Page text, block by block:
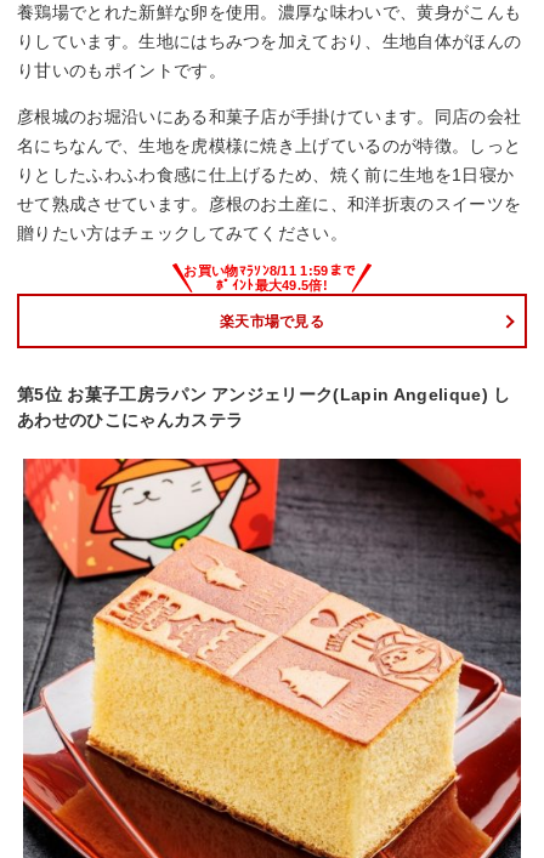
養鶏場でとれた新鮮な卵を使用。濃厚な味わいで、黄身がこんも
りしています。生地にはちみつを加えており、生地自体がほんの
り甘いのもポイントです。
彦根城のお堀沿いにある和菓子店が手掛けています。同店の会社
名にちなんで、生地を虎模様に焼き上げているのが特徴。しっと
りとしたふわふわ食感に仕上げるため、焼く前に生地を1日寝か
せて熟成させています。彦根のお土産に、和洋折衷のスイーツを
贈りたい方はチェックしてみてください。
楽天市場で見る
第5位 お菓子工房ラパン アンジェリーク(Lapin Angelique) し
あわせのひこにゃんカステラ